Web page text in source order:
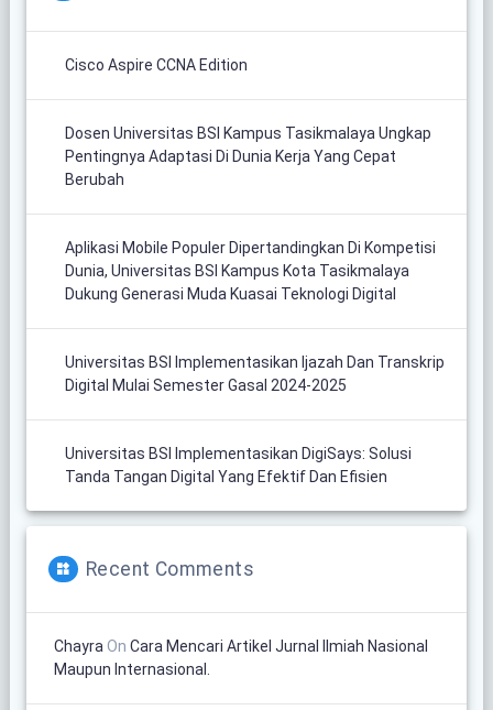
Cisco Aspire CCNA Edition
Dosen Universitas BSI Kampus Tasikmalaya Ungkap
Pentingnya Adaptasi Di Dunia Kerja Yang Cepat
Berubah
Aplikasi Mobile Populer Dipertandingkan Di Kompetisi
Dunia, Universitas BSI Kampus Kota Tasikmalaya
Dukung Generasi Muda Kuasai Teknologi Digital
Universitas BSI Implementasikan Ijazah Dan Transkrip
Digital Mulai Semester Gasal 2024-2025
Universitas BSI Implementasikan DigiSays: Solusi
Tanda Tangan Digital Yang Efektif Dan Efisien
Recent Comments
Chayra On Cara Mencari Artikel Jurnal Ilmiah Nasional
Maupun Internasional.